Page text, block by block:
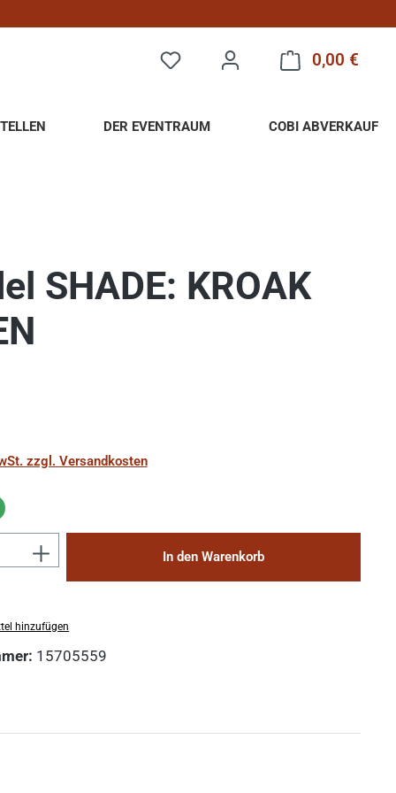
0,00 €
DER EVENTRAUM COBI ABVERKAUF
SHADE: KROAK
zzgl. Versandkosten
Anzahl: Gib den gewünschten Wert
In den Warenkorb
hinzufügen
15705559